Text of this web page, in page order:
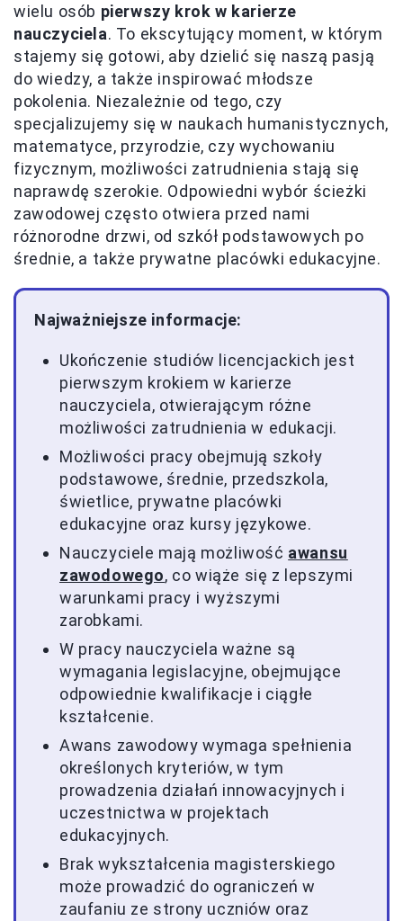
wielu osób pierwszy krok w karierze
nauczyciela. To ekscytujący moment, w którym
stajemy się gotowi, aby dzielić się naszą pasją
do wiedzy, a także inspirować młodsze
pokolenia. Niezależnie od tego, czy
specjalizujemy się w naukach humanistycznych,
matematyce, przyrodzie, czy wychowaniu
fizycznym, możliwości zatrudnienia stają się
naprawdę szerokie. Odpowiedni wybór ścieżki
zawodowej często otwiera przed nami
różnorodne drzwi, od szkół podstawowych po
średnie, a także prywatne placówki edukacyjne.
Najważniejsze informacje:
Ukończenie studiów licencjackich jest
pierwszym krokiem w karierze
nauczyciela, otwierającym różne
możliwości zatrudnienia w edukacji.
Możliwości pracy obejmują szkoły
podstawowe, średnie, przedszkola,
świetlice, prywatne placówki
edukacyjne oraz kursy językowe.
Nauczyciele mają możliwość awansu
zawodowego, co wiąże się z lepszymi
warunkami pracy i wyższymi
zarobkami.
W pracy nauczyciela ważne są
wymagania legislacyjne, obejmujące
odpowiednie kwalifikacje i ciągłe
kształcenie.
Awans zawodowy wymaga spełnienia
określonych kryteriów, w tym
prowadzenia działań innowacyjnych i
uczestnictwa w projektach
edukacyjnych.
Brak wykształcenia magisterskiego
może prowadzić do ograniczeń w
zaufaniu ze strony uczniów oraz